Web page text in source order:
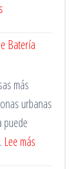
de
en
Santiago
las
24
Batería
más
urbanas
puede
Lee más